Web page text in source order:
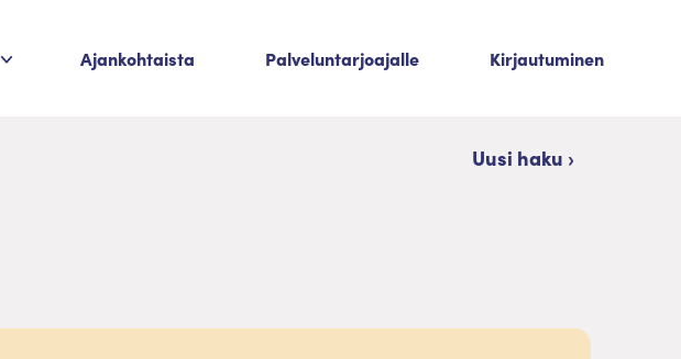
Palvelukategoriat
Ajankohtaista Palveluntarjoajalle Kirjautuminen
Uusi haku ›